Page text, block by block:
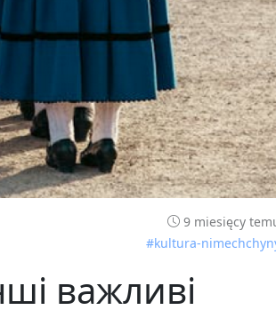
9 miesięcy
#kultura-
важливі